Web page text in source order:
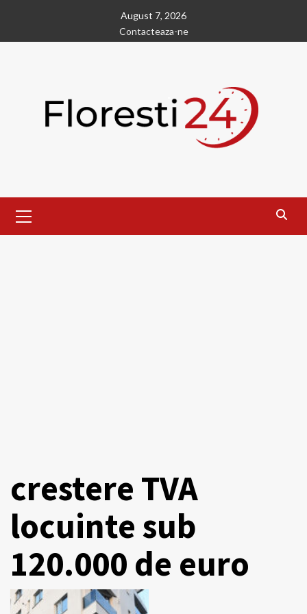
content
August 7, 2026
Contacteaza-ne
Menu
crestere TVA
locuinte sub
120.000 de euro